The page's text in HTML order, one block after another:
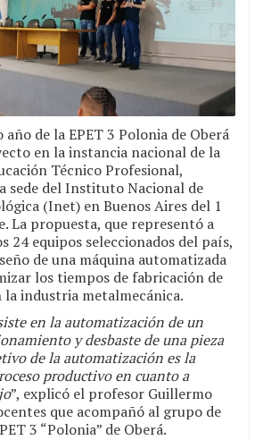
de la EPET 3 Polonia de Oberá
en la instancia nacional de la
Técnico Profesional,
sede del Instituto Nacional de
(Inet) en Buenos Aires del 1
La propuesta, que representó a
24 equipos seleccionados del país,
de una máquina automatizada
los tiempos de fabricación de
la industria metalmecánica.
en la automatización de un
y desbaste de una pieza
de la automatización es la
productivo en cuanto a
”, explicó el profesor Guillermo
que acompañó al grupo de
3 “Polonia” de Oberá.